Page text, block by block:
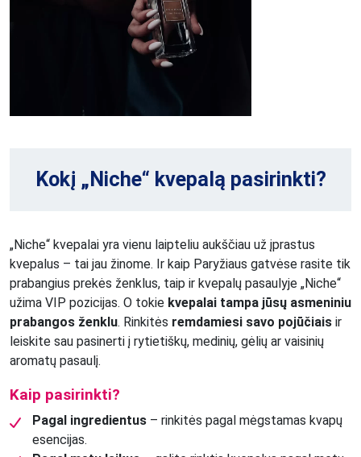
Kokį „Niche“ kvepalą pasirinkti?
„Niche“ kvepalai yra vienu laipteliu aukščiau už įprastus
kvepalus – tai jau žinome. Ir kaip Paryžiaus gatvėse rasite tik
prabangius prekės ženklus, taip ir kvepalų pasaulyje „Niche“
užima VIP pozicijas. O tokie kvepalai tampa jūsų asmeniniu
prabangos ženklu. Rinkitės remdamiesi savo pojūčiais ir
leiskite sau pasinerti į rytietiškų, medinių, gėlių ar vaisinių
aromatų pasaulį.
Kaip pasirinkti?
Pagal ingredientus – rinkitės pagal mėgstamas kvapų
esencijas.